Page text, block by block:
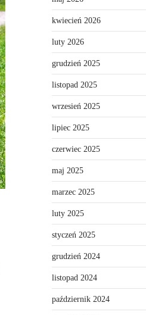
kwiecień 2026
luty 2026
grudzień 2025
listopad 2025
wrzesień 2025
lipiec 2025
czerwiec 2025
maj 2025
marzec 2025
luty 2025
styczeń 2025
grudzień 2024
listopad 2024
październik 2024